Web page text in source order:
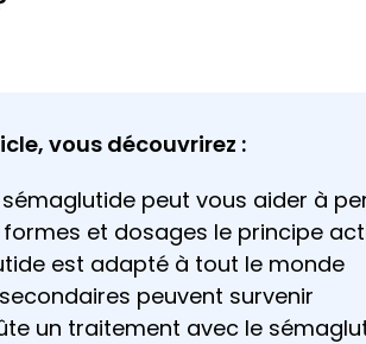
vous découvrirez :
peut vous aider à
formes et dosages le principe
est adapté à tout le monde
peuvent survenir
un traitement avec le